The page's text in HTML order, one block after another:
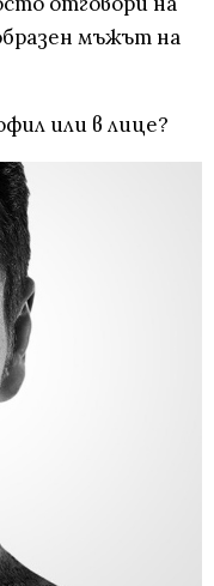
мъжът на
или в лице?